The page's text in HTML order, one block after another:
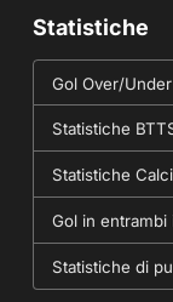
Statistiche
Gol Over/Under
Statistiche
Statistiche
Gol in entrambi
Statistiche di